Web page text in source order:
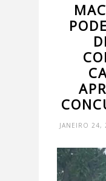
JANEIRO 24,